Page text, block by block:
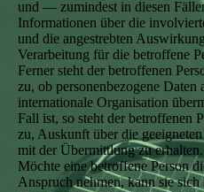
und — zumindest in diesen
Informationen über die
und die angestrebten
Verarbeitung für die betroffene
Ferner steht der betroffenen
zu, ob personenbezogene
internationale Organisation
Fall ist, so steht der betroffenen
zu, Auskunft über die
mit der Übermittlung zu erhalten.
Möchte eine betroffene Person
Anspruch nehmen, kann sie